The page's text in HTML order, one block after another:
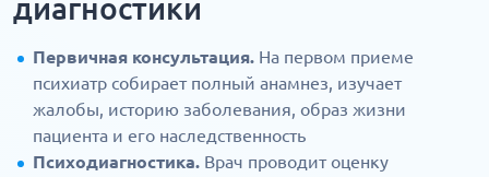
диагностики
Первичная консультация. На первом приеме
психиатр собирает полный анамнез, изучает
жалобы, историю заболевания, образ жизни
пациента и его наследственность
Психодиагностика. Врач проводит оценку